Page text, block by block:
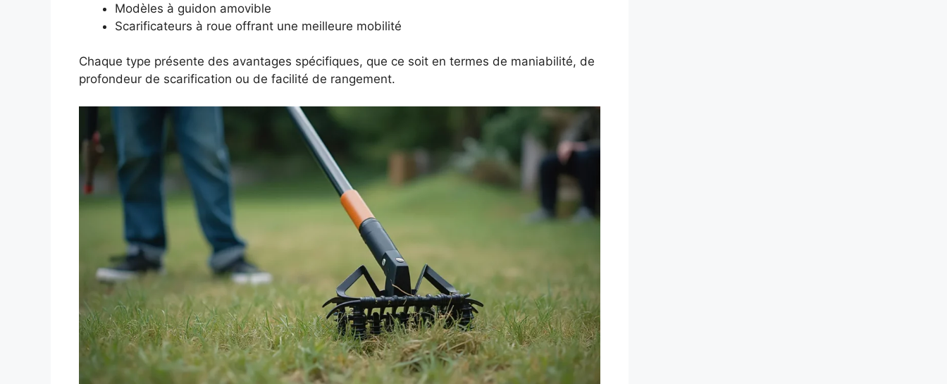
Modèles à guidon amovible
Scarificateurs à roue offrant une meilleure mobilité
Chaque type présente des avantages spécifiques, que ce soit en termes de maniabilité, de
profondeur de scarification ou de facilité de rangement.